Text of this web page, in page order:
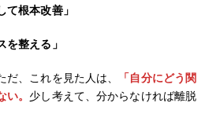
て根本改善」
を整える」
、これを見た人は、
「自分にどう関
。 少し考えて、分からなければ離脱